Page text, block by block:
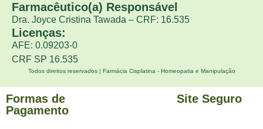
Farmacêutico(a) Responsável
Dra. Joyce Cristina Tawada – CRF: 16.535
Licenças:
AFE: 0.09203-0
CRF SP 16.535
Todos direitos reservados | Farmácia Cisplatina - Homeopatia e Manipulação
Formas de
Pagamento
Site Seguro